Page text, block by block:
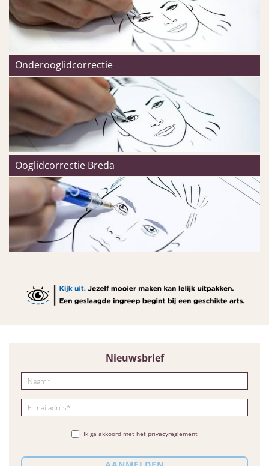
Onderooglidcorrectie
Ooglidcorrectie Breda
Nieuwsbrief
Ik ga akkoord met het privacyreglement